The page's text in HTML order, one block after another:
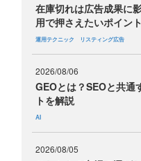
在庫切れは広告成果に
用で押さえたいポイント
運用テクニック リスティング広告
2026/08/06
GEOとは？SEOと共通
トを解説
AI
2026/08/05